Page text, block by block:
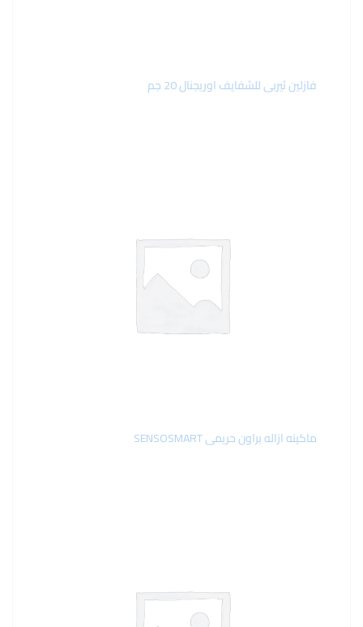
فازلين ثيربى للشفايف اوريجنال 20 جم
ماكينه ازاله براون حريمى SENSOSMART